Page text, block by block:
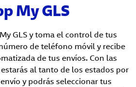
My GLS
GLS y toma el control de tus
de teléfono móvil y recibe
de tus envíos. Con las
al tanto de los estados por
y podrás seleccionar tus